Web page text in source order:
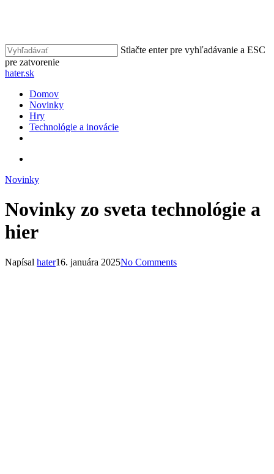
content
Stlačte enter pre vyhľadávanie a ESC
pre zatvorenie
Close
hater.sk
vyhľadávať
Menu
Domov
Novinky
Hry
Technológie a inovácie
Novinky
Novinky zo sveta technológie a
hier
Napísal hater16. januára 2025No Comments